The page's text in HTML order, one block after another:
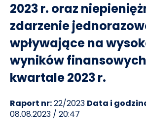
2023 r. oraz
zdarzenie
wpływające na
wyników
kwartale 2023 r.
Raport nr:22/2023 Data i
08.08.2023 / 20:47